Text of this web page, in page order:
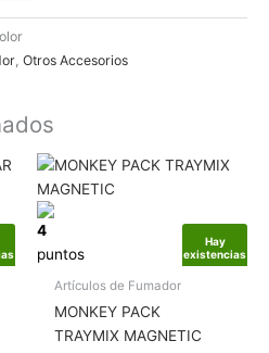
, Otros Accesorios
Hay
existencias
4
puntos
Artículos de Fumador
MONKEY PACK
TRAYMIX MAGNETIC